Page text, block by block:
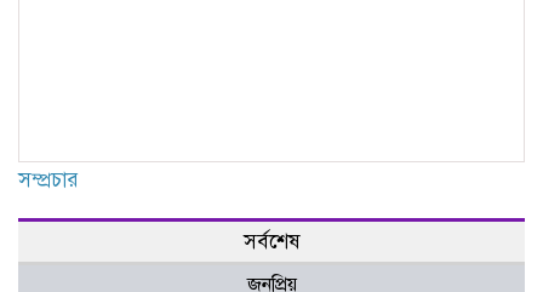
সম্প্রচার
সর্বশেষ
জনপ্রিয়